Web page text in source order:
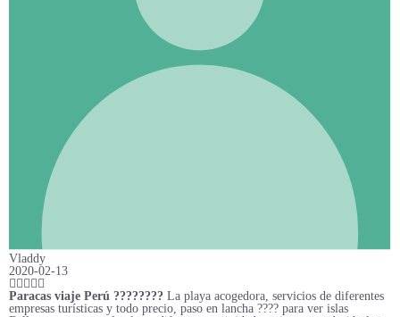
Vladdy
2020-02-13
Paracas viaje Perú ???????? La playa acogedora, servicios de diferentes
empresas turísticas y todo precio, paso en lancha ???? para ver islas